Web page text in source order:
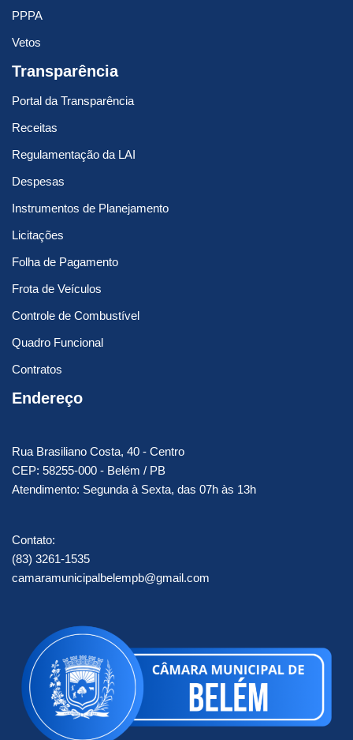
PPPA
Vetos
Transparência
Portal da Transparência
Receitas
Regulamentação da LAI
Despesas
Instrumentos de Planejamento
Licitações
Folha de Pagamento
Frota de Veículos
Controle de Combustível
Quadro Funcional
Contratos
Endereço
Rua Brasiliano Costa, 40 - Centro
CEP: 58255-000 - Belém / PB
Atendimento: Segunda à Sexta, das 07h às 13h
Contato:
(83) 3261-1535
camaramunicipalbelempb@gmail.com